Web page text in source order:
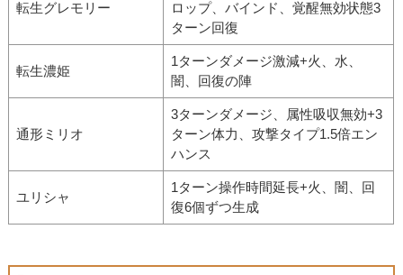
転生グレモリー
ロップ、バインド、覚醒無効状態3
ターン回復
転生濃姫
1ターンダメージ激減+火、水、
闇、回復の陣
通形ミリオ
3ターンダメージ、属性吸収無効+3
ターン体力、攻撃タイプ1.5倍エン
ハンス
ユリシャ
1ターン操作時間延長+火、闇、回
復6個ずつ生成